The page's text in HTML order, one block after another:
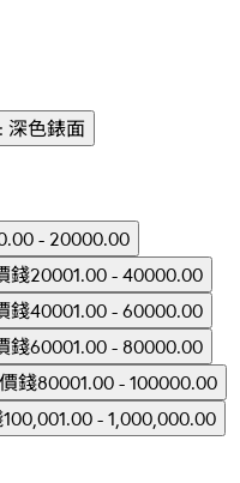
深色錶面
- 20000.00
錢20001.00 - 40000.00
錢40001.00 - 60000.00
錢60001.00 - 80000.00
錢80001.00 - 100000.00
- 1,000,000.00